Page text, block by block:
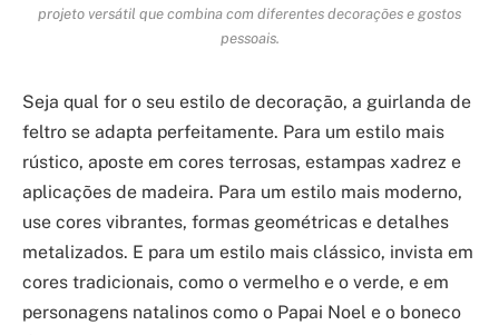
projeto versátil que combina com diferentes decorações e gostos
pessoais.
Seja qual for o seu estilo de decoração, a guirlanda de
feltro se adapta perfeitamente. Para um estilo mais
rústico, aposte em cores terrosas, estampas xadrez e
aplicações de madeira. Para um estilo mais moderno,
use cores vibrantes, formas geométricas e detalhes
metalizados. E para um estilo mais clássico, invista em
cores tradicionais, como o vermelho e o verde, e em
personagens natalinos como o Papai Noel e o boneco